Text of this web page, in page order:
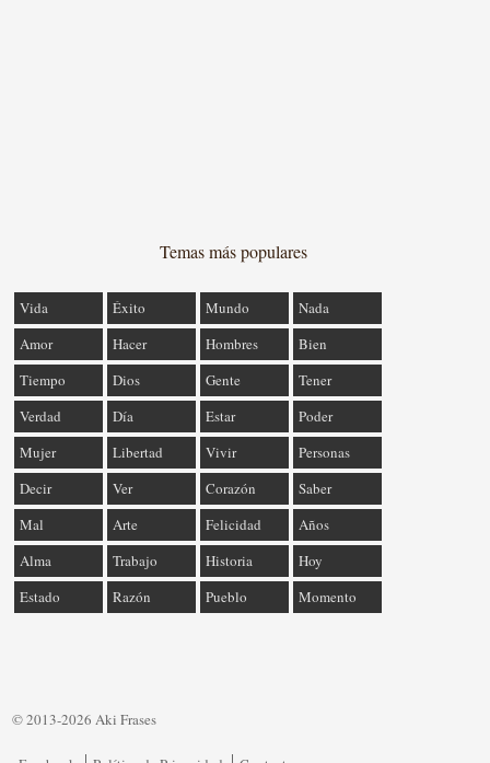
Temas más populares
Vida Éxito Mundo
Nada
Amor
Hacer Hombres
Bien
Tiempo
Dios Gente
Tener
Verdad
Día Estar
Poder
Mujer
Libertad Vivir
Personas
Decir
Ver Corazón
Saber
Mal
Arte Felicidad
Años
Alma
Trabajo Historia
Hoy
Estado
Razón Pueblo Momento
© 2013-2026 Aki Frases